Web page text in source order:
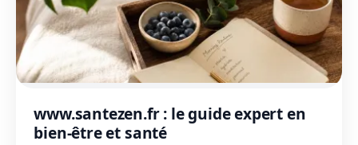
www.santezen.fr : le guide expert en
bien-être et santé